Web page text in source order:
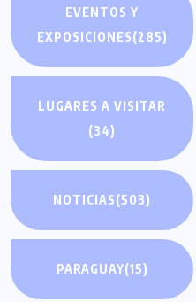
EVENTOS Y
EXPOSICIONES(285)
LUGARES A VISITAR
(34)
NOTICIAS(503)
PARAGUAY(15)